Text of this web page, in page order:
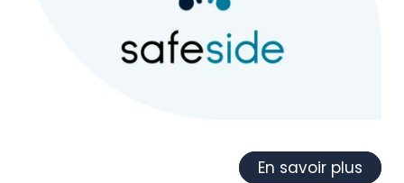
En savoir plus